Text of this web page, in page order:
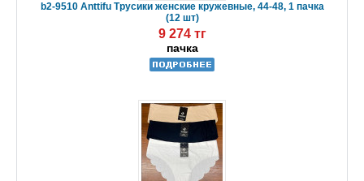
b2-9510 Anttifu Трусики женские кружевные, 44-48, 1 пачка
(12 шт)
9 274 тг
пачка